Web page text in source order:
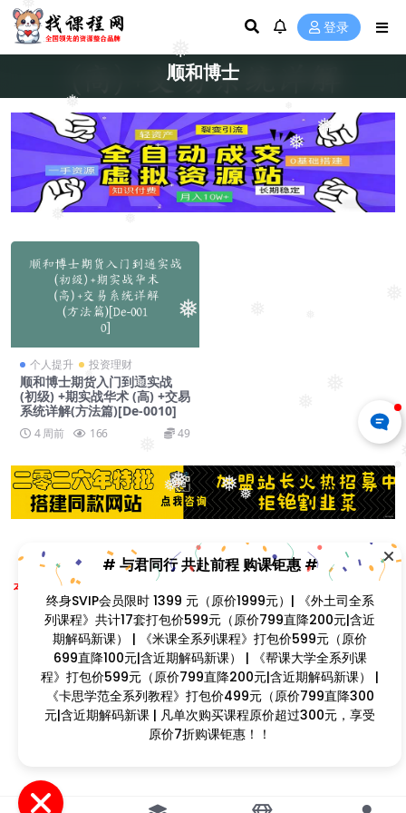
❅
❅
❅
❅
❅
❅
❅
❅
❅
❅
❅
❅
❅
❅
❅
❅
❅
❅
❅
登录
顺和博士
个人提升 投资理财
顺和博士期货入门到通实战
(初级) +期实战华术 (高) +交易
系统详解(方法篇)[De-0010]
4 周前 166 49
Copyright © 2023 找课程网- All rights reserved
本站支持课程资源互换，优质课程资源互换请联系微信在线客服：zkcw598 (备
注：课程互换)
闽ICP备2022077749号
# 与君同行 共赴前程 购课钜惠 #
终身SVIP会员限时 1399 元（原价1999元）| 《外土司全系
列课程》共计17套打包价599元（原价799直降200元|含近
期解码新课） | 《米课全系列课程》打包价599元（原价
699直降100元|含近期解码新课） | 《帮课大学全系列课
程》打包价599元（原价799直降200元|含近期解码新课）
| 《卡思学范全系列教程》打包价499元（原价799直降300
元|含近期解码新课 | 凡单次购买课程原价超过300元，享受
原价7折购课钜惠！！